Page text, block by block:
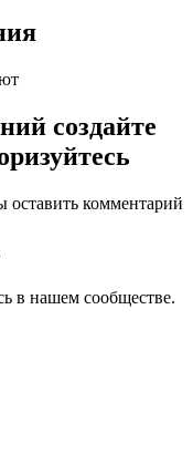
создайте
комментарий
в нашем сообществе.